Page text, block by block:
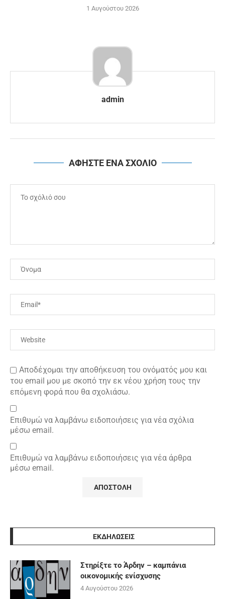
1 Αυγούστου 2026
admin
ΑΦΗΣΤΕ ΕΝΑ ΣΧΟΛΙΟ
Αποδέχομαι την αποθήκευση του ονόματός μου και
του email μου με σκοπό την εκ νέου χρήση τους την
επόμενη φορά που θα σχολιάσω.
Επιθυμώ να λαμβάνω ειδοποιήσεις για νέα σχόλια
μέσω email.
Επιθυμώ να λαμβάνω ειδοποιήσεις για νέα άρθρα
μέσω email.
ΕΚΔΗΛΩΣΕΙΣ
Στηρίξτε το Άρδην – καμπάνια
οικονομικής ενίσχυσης
4 Αυγούστου 2026